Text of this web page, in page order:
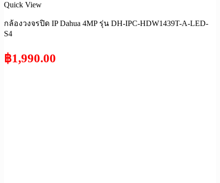
Quick View
กล้องวงจรปิด IP Dahua 4MP รุ่น DH-IPC-HDW1439T-A-LED-
S4
฿1,990.00